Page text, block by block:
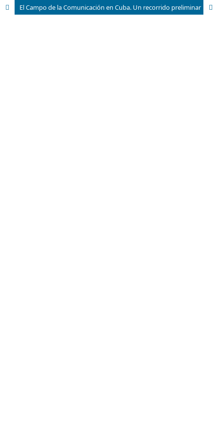
El Campo de la Comunicación en Cuba. Un recorrido preliminar